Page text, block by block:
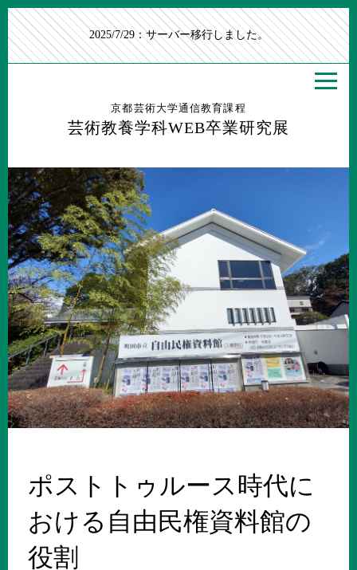
2025/7/29：サーバー移行しました。
京都芸術大学通信教育課程
芸術教養学科WEB卒業研究展
ポストトゥルース時代に
おける自由民権資料館の
役割